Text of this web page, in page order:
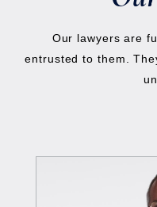
Our lawyers are
entrusted to them.